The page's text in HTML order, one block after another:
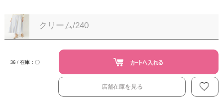
クリーム/240
36 / 在庫：〇
店舗在庫を見る